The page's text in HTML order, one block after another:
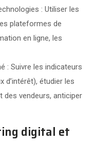
: Utiliser les
plateformes de
en ligne, les
: Suivre les indicateurs
d’intérêt), étudier les
vendeurs, anticiper
digital et